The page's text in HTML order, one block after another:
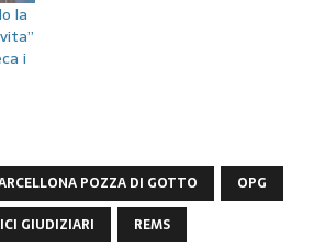
la
i
POZZA DI GOTTO
OPG
GIUDIZIARI
REMS